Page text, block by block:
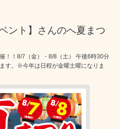
ント】さんのへ夏まつ
！！8/7（金）・8/8（土） 午後6時30分
す。※今年は日程が金曜土曜になりま